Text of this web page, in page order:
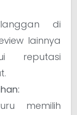
di
lainnya
reputasi
memilih